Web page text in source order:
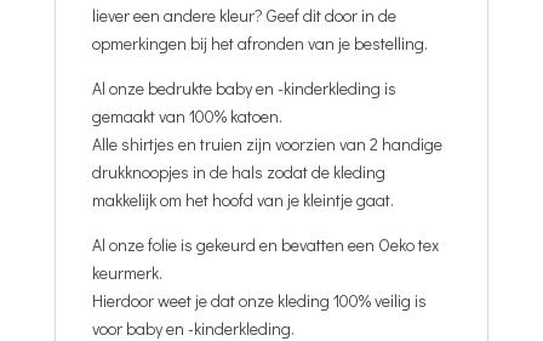
liever een andere kleur? Geef dit door in de
opmerkingen bij het afronden van je bestelling.
Al onze bedrukte baby en -kinderkleding is
gemaakt van 100% katoen.
Alle shirtjes en truien zijn voorzien van 2 handige
drukknoopjes in de hals zodat de kleding
makkelijk om het hoofd van je kleintje gaat.
Al onze folie is gekeurd en bevatten een Oeko tex
keurmerk.
Hierdoor weet je dat onze kleding 100% veilig is
voor baby en -kinderkleding.